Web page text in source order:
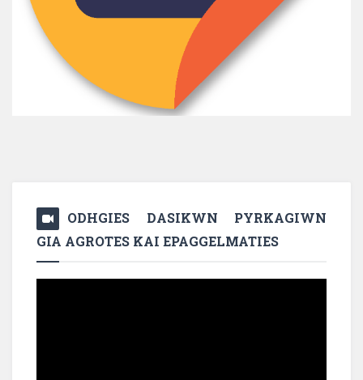
ODHGIES DASIKWN PYRKAGIWN
GIA AGROTES KAI EPAGGELMATIES